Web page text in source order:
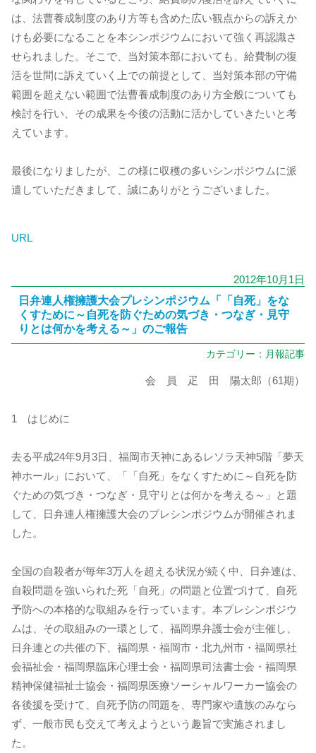
は、法曹養成制度のあり方等も含めた広い観点からの訴えか
けも必要になることを本シンポジウムにおいて強く再認識さ
せられました。そこで、当対策本部においても、給費制の復
活を世間に訴えていく上での前提として、当対策本部の守備
範囲を超えない範囲で法曹養成制度のあり方全般についても
検討を行い、その成果を今後の活動に活かしていきたいと考
えています。
最後になりましたが、この様に収穫の多いシンポジウムに派
遣していただきまして、誠にありがとうございました。
URL
2012年10月1日
日弁連人権擁護大会プレシンポジウム「「自死」をな
くすために～自死を防ぐための気づき・つなぎ・見守
りとは何かを考える～」のご報告
カテゴリー： 月報記事
会 員 疋 田 陽太郎（61期）
1 はじめに
去る平成24年9月3日、福岡市天神にあるレソラ天神5階「夢天
神ホール」において、「「自死」をなくすために～自死を防
ぐための気づき・つなぎ・見守りとは何かを考える～」と題
して、日弁連人権擁護大会のプレシンポジウムが開催されま
した。
全国の自殺者が毎年3万人を超える状況が続く中、日弁連は、
自殺問題を強いられた死「自死」の問題と位置づけて、自死
予防への本格的な取組みを行っています。本プレシンポジウ
ムは、その取組みの一環として、福岡県弁護士会が主催し、
日弁連との共催の下、福岡県・福岡市・北九州市・福岡県社
会福祉会・福岡県臨床心理士会・福岡県司法書士会・福岡県
精神保健福祉士協会・福岡県医療ソーシャルワーカー協会の
各後援を受けて、自死予防の問題を、専門家や遺族のみなら
ず、一般市民も交えて考えようという趣旨で実施されまし
た。